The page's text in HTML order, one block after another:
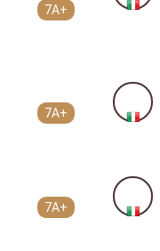
7A+
7A+
7A+